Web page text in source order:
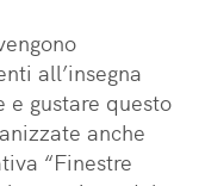
all’insegna
e gustare questo
anche
“Finestre